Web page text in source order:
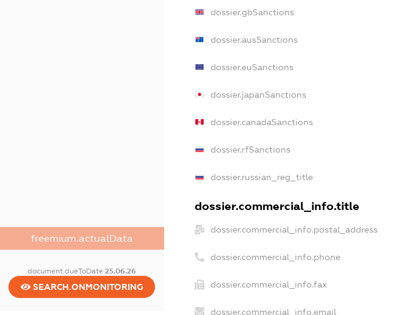
freemium.actualData
document.dueToDate25.06.26
SEARCH.ONMONITORING
dossier.gbSanctions
dossier.ausSanctions
dossier.euSanctions
dossier.japanSanctions
dossier.canadaSanctions
dossier.rfSanctions
dossier.russian_reg_title
dossier.commercial_info.title
dossier.commercial_info.postal_address
dossier.commercial_info.phone
dossier.commercial_info.fax
dossier.commercial_info.email